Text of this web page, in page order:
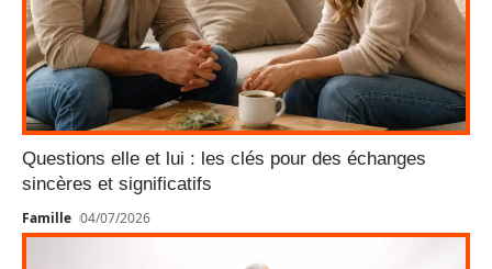
Questions elle et lui : les clés pour des échanges
sincères et significatifs
Famille 04/07/2026